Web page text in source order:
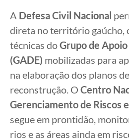
A Defesa Civil Nacional
direta no território gaúcho,
técnicas doGrupo de
(GADE) mobilizadas para
na elaboração dos planos
reconstrução. O Centro
Gerenciamento de Riscos
segue em prontidão,
rios e as áreas ainda em